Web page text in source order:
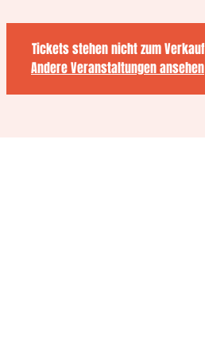
Tickets stehen nicht zum Verkauf
Andere Veranstaltungen ansehen